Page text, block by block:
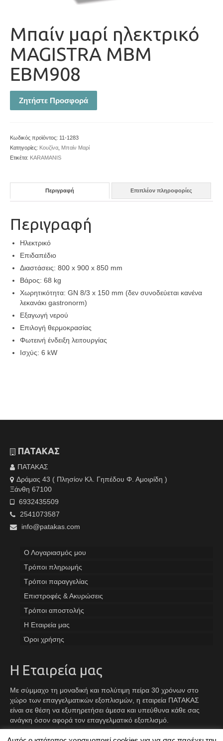
Μπαίν μαρί ηλεκτρικό
MAGISTRA MBM
EBM908
Ζητήστε Προσφορά
Κωδικός προϊόντος: 11-1283
Κατηγορίες: Κουζίνα Μπαίν Μαρί
Ετικέτα: KARAMANIS
Περιγραφή Επιπλέον πληροφορίες
Περιγραφή
Ηλεκτρικό
Επιδαπέδιο
Διαστάσεις: 800 x 900 x 850 mm
Βάρος: 68 kg
Χωρητικότητα: GN 8/3 x 150 mm (δεν συνοδεύεται κανένα
λεκανάκι gastronorm)
Εξαγωγή νερού
Επιλογή θερμοκρασίας
Φωτεινή ένδειξη λειτουργίας
Ισχύς: 6 kW
ΠΑΤΑΚΑΣ
ΠΑΤΑΚΑΣ
Δράμας 43 ( Πλησίον Κλ. Γηπέδου Φ. Αμοιρίδη )
Ξάνθη 67100
6932435509
2541073587
info@patakas.com
Ο Λογαριασμός μου
Tρόποι πληρωμής
Τρόποι παραγγελίας
Επιστροφές & Ακυρώσεις
Τρόποι αποστολής
Η Εταιρεία μας
Όροι χρήσης
Η Εταιρεία μας
Με σύμμαχο τη μοναδική και πολύτιμη πείρα 30 χρόνων στο
χώρο των επαγγελματικών εξοπλισμών, η εταιρεία ΠΑΤΑΚΑΣ
είναι σε θέση να εξυπηρετήσει άμεσα και υπεύθυνα κάθε σας
ανάγκη όσον αφορά τον επαγγελματικό εξοπλισμό.